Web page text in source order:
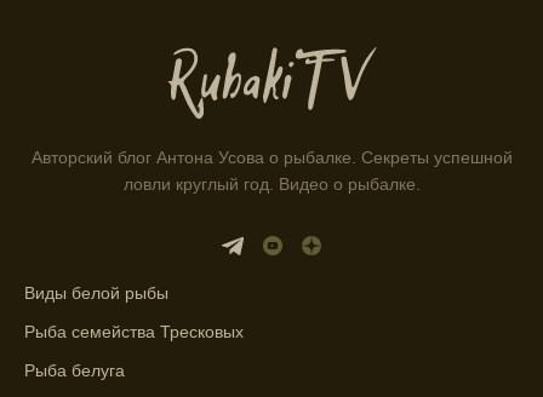
Находитесь в Московской области? Это
прекрасное место для рыбалки, и прогноз
Прогноз клева учитывает разные факторы,
Я всегда учитываю фазы луны и погодные
Прогноз клева учитывает фазы луны и
изменения температуры воды для более
Авторский блог Антона Усова о рыбалке. Секреты успешной
ловли круглый год. Видео о рыбалке.
Виды белой рыбы
Рыба семейства Тресковых
Рыба белуга